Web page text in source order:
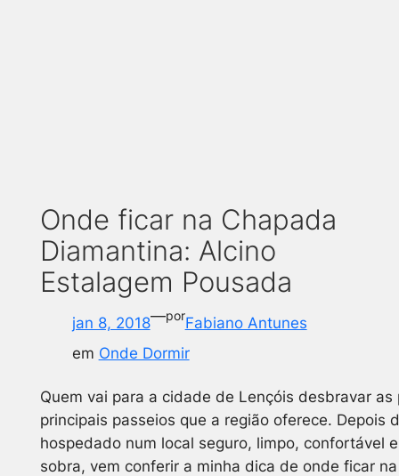
Onde ficar na Chapada
Diamantina: Alcino
Estalagem Pousada
jan 8, 2018—porFabiano Antunes
em Onde Dormir
Quem vai para a cidade de Lençóis desbravar
principais passeios que a região oferece.
hospedado num local seguro, limpo, confortável
sobra, vem conferir a minha dica de onde ficar